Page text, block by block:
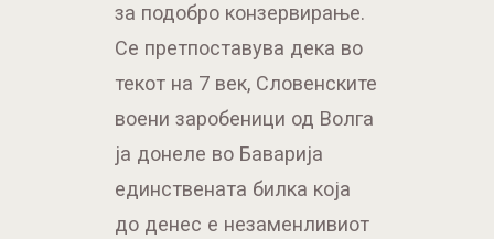
за подобро конзервирање.
Се претпоставува дека во
текот на 7 век, Словенските
воени заробеници од Волга
ја донеле во Баварија
единствената билка која
до денес е незаменливиот